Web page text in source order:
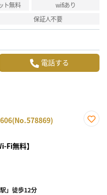
ト無料
wifiあり
保証人不要
電話する
Fi無料】
」徒歩12分